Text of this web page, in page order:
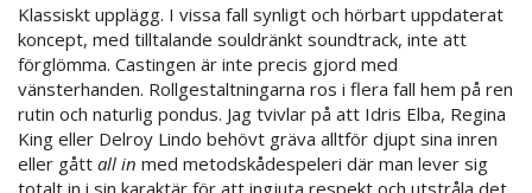
Klassiskt upplägg. I vissa fall synligt och hörbart uppdaterat
koncept, med tilltalande souldränkt soundtrack, inte att
förglömma. Castingen är inte precis gjord med
vänsterhanden. Rollgestaltningarna ros i flera fall hem på ren
rutin och naturlig pondus. Jag tvivlar på att Idris Elba, Regina
King eller Delroy Lindo behövt gräva alltför djupt sina inren
eller gått all in med metodskådespeleri där man lever sig
totalt in i sin karaktär för att ingjuta respekt och utstråla det